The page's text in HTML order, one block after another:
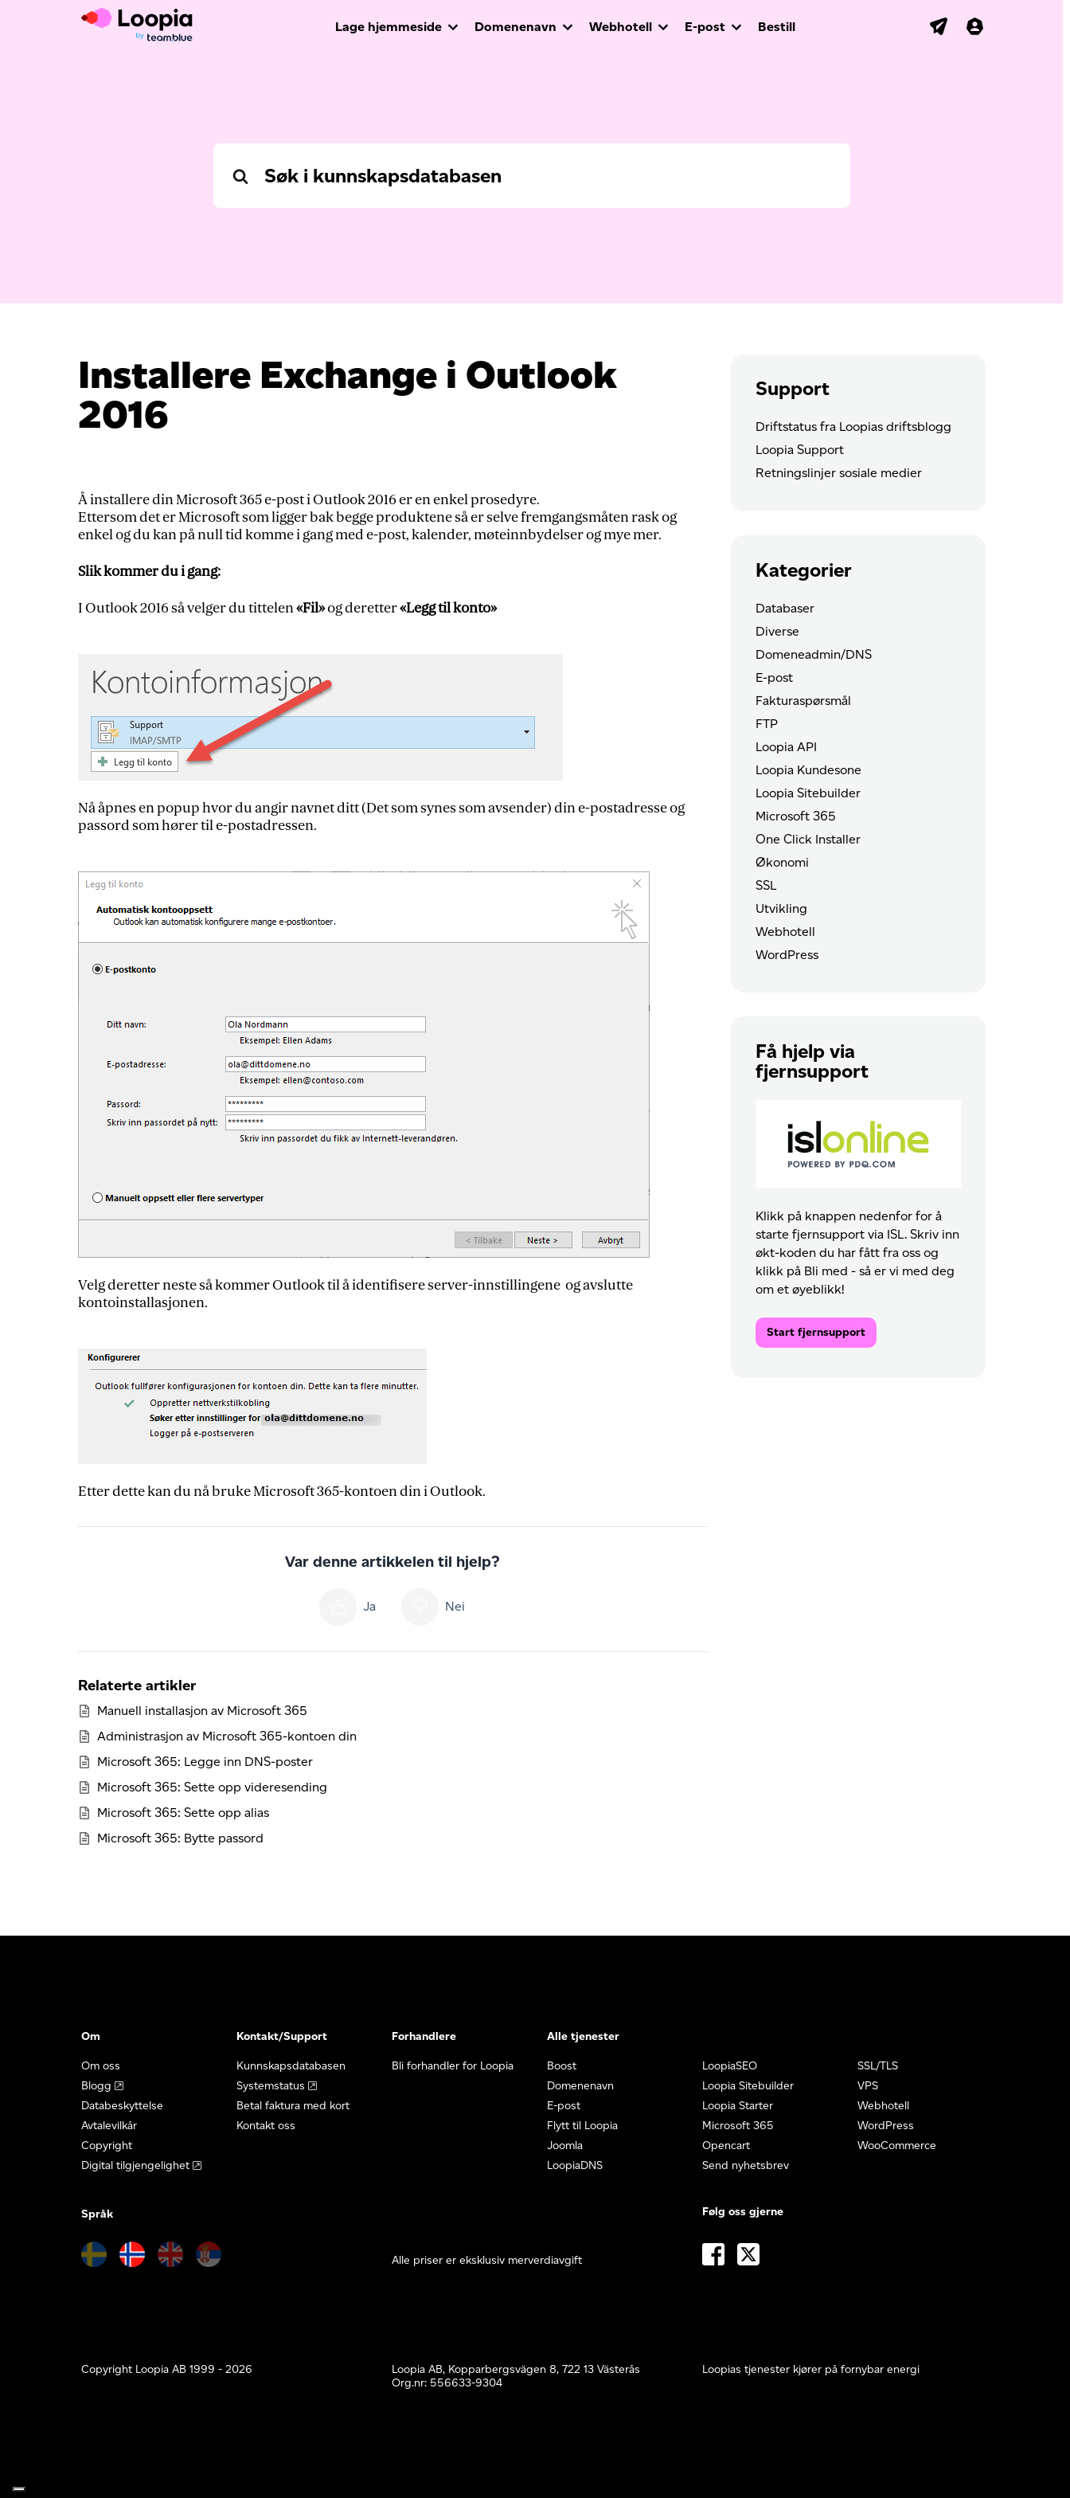
Lage hjemmeside Domenenavn Webhotell E-post Bestill
Search
Installere Exchange i Outlook
2016
Å installere din Microsoft 365 e-post i Outlook 2016 er en enkel prosedyre.
Ettersom det er Microsoft som ligger bak begge produktene så er selve fremgangsmåten rask og
enkel og du kan på null tid komme i gang med e-post, kalender, møteinnbydelser og mye mer.
Slik kommer du i gang:
I Outlook 2016 så velger du tittelen«Fil»og deretter«Legg til konto»
Nå åpnes en popup hvor du angir navnet ditt (Det som synes som avsender) din e-postadresse og
passord som hører til e-postadressen.
Velg deretter neste så kommer Outlook til å identifisere server-innstillingene og avslutte
kontoinstallasjonen.
Etter dette kan du nå bruke Microsoft 365-kontoen din i Outlook.
Var denne artikkelen til hjelp?
Ja Nei
Relaterte artikler
Manuell installasjon av Microsoft 365
Administrasjon av Microsoft 365-kontoen din
Microsoft 365: Legge inn DNS-poster
Microsoft 365: Sette opp videresending
Microsoft 365: Sette opp alias
Microsoft 365: Bytte passord
Support
Driftstatus fra Loopias driftsblogg
Loopia Support
Retningslinjer sosiale medier
Kategorier
Databaser
Diverse
Domeneadmin/DNS
E-post
Fakturaspørsmål
FTP
Loopia API
Loopia Kundesone
Loopia Sitebuilder
Microsoft 365
One Click Installer
Økonomi
SSL
Utvikling
Webhotell
WordPress
Få hjelp via
fjernsupport
Klikk på knappen nedenfor for å
starte fjernsupport via ISL. Skriv inn
økt-koden du har fått fra oss og
klikk på Bli med - så er vi med deg
om et øyeblikk!
Start fjernsupport
Om
Om oss
Blogg
Databeskyttelse
Avtalevilkår
Copyright
Digital tilgjengelighet
Kontakt/Support
Kunnskapsdatabasen
Systemstatus
Betal faktura med kort
Kontakt oss
Forhandlere
Bli forhandler for Loopia
Alle tjenester
Boost
Domenenavn
E-post
Flytt til Loopia
Joomla
LoopiaDNS
LoopiaSEO
Loopia Sitebuilder
Loopia Starter
Microsoft 365
Opencart
Send nyhetsbrev
SSL/TLS
VPS
Webhotell
WordPress
WooCommerce
Språk
Alle priser er eksklusiv merverdiavgift
Følg oss gjerne
Copyright Loopia AB 1999 - 2026
Loopia AB, Kopparbergsvägen 8, 722 13 Västerås
Org.nr: 556633-9304
Loopias tjenester kjører på fornybar energi